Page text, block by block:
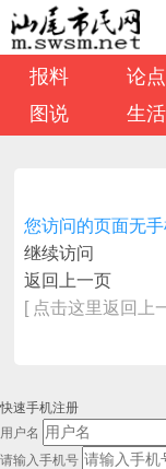
报料 论点
图说
生活
您访问的页面无
继续访问
返回上一页
[ 点击这里返回上
快速手机注册
用户名
请输入手机号